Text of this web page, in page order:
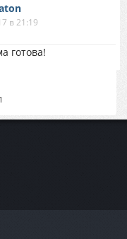
в 21:19
готова!
1